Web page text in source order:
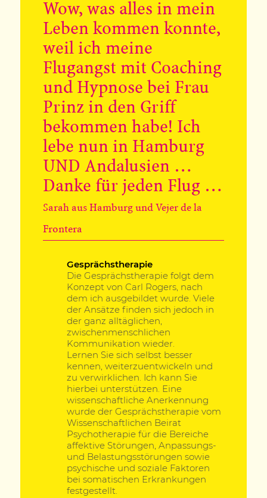
Wow, was alles in mein
Leben kommen konnte,
weil ich meine
Flugangst mit Coaching
und Hypnose bei Frau
Prinz in den Griff
bekommen habe! Ich
lebe nun in Hamburg
UND Andalusien …
Danke für jeden Flug …
Sarah aus Hamburg und Vejer de la
Frontera
Gesprächstherapie
Die Gesprächstherapie folgt dem
Konzept von Carl Rogers, nach
dem ich ausgebildet wurde. Viele
der Ansätze finden sich jedoch in
der ganz alltäglichen,
zwischenmenschlichen
Kommunikation wieder.
Lernen Sie sich selbst besser
kennen, weiterzuentwickeln und
zu verwirklichen. Ich kann Sie
hierbei unterstützen. Eine
wissenschaftliche Anerkennung
wurde der Gesprächstherapie vom
Wissenschaftlichen Beirat
Psychotherapie für die Bereiche
affektive Störungen, Anpassungs-
und Belastungsstörungen sowie
psychische und soziale Faktoren
bei somatischen Erkrankungen
festgestellt.